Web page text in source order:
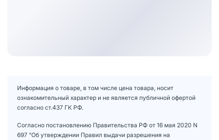
Информация о товаре, в том числе цена товара, носит
ознакомительный характер и не является публичной офертой
согласно ст.437 ГК РФ.
Согласно постановлению Правительства РФ от 16 мая 2020 N
697 "Об утверждении Правил выдачи разрешения на